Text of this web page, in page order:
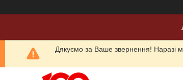
Дякуємо за Ваше звернення! Наразі